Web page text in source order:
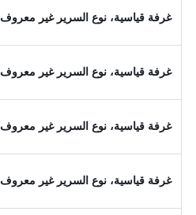
غرفة قياسية، نوع السرير غير معروف
غرفة قياسية، نوع السرير غير معروف
غرفة قياسية، نوع السرير غير معروف
غرفة قياسية، نوع السرير غير معروف